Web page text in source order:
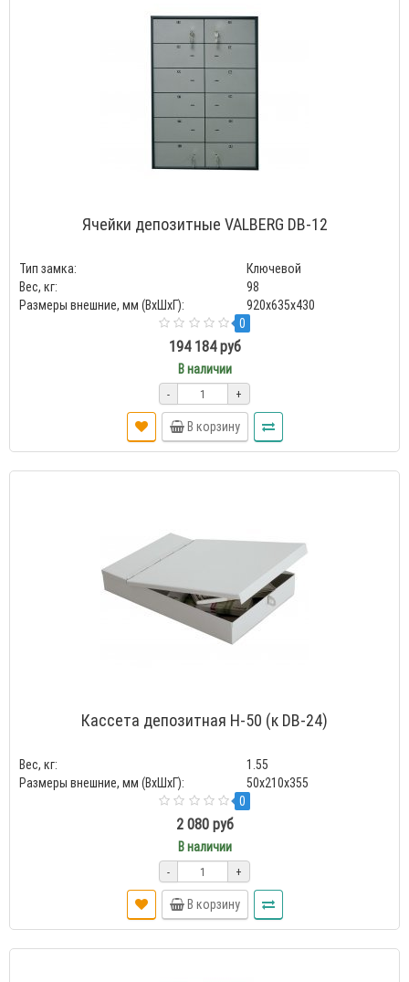
Ячейки депозитные VALBERG DB-12
Тип замка:
Ключевой
Вес, кг:
98
Размеры внешние, мм (ВхШхГ):
920x635x430
0
194 184 руб
В наличии
- +
В корзину
Кассета депозитная Н-50 (к DB-24)
Вес, кг:
1.55
Размеры внешние, мм (ВхШхГ):
50x210x355
0
2 080 руб
В наличии
- +
В корзину